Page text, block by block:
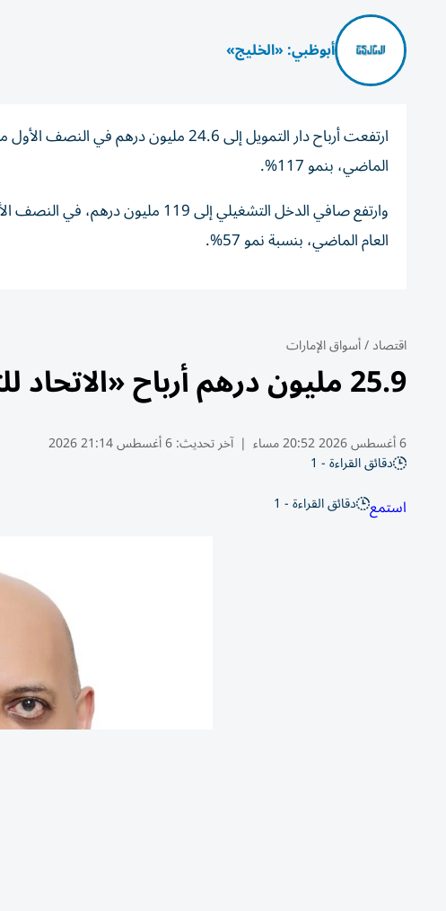
أبوظبي: «الخليج»
الماضي، بنمو 117%.
العام الماضي، بنسبة نمو 57%.
اقتصاد/أسواق الإمارات
25.9 مليون درهم أرباح «الاتحاد للتأمين» بنمو 14%
6 أغسطس 2026 20:52 مساء | آخر تحديث:6 أغسطس 21:14 2026
دقائق القراءة - 1
استمع دقائق القراءة - 1